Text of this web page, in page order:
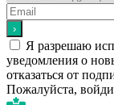
Я разрешаю
уведомления о
отказаться от
Пожалуйста,